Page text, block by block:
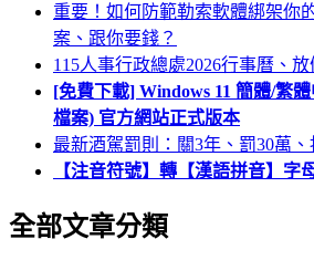
重要！如何防範勒索軟體綁架你
案、跟你要錢？
115人事行政總處2026行事曆、放
[免費下載] Windows 11 簡體/繁
檔案) 官方網站正式版本
最新酒駕罰則：關3年、罰30萬
【注音符號】轉【漢語拼音】字
全部文章分類